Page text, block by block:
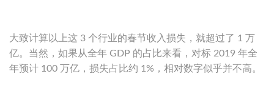
大致计算以上这 3 个行业的春节收入损失，就超过了 1 万
亿。当然，如果从全年 GDP 的占比来看，对标 2019 年全
年预计 100 万亿，损失占比约 1%，相对数字似乎并不高。